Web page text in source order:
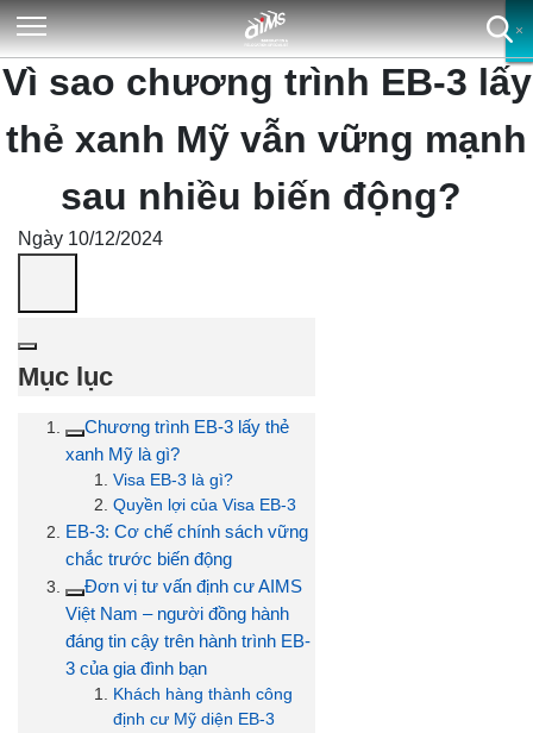
Vì sao chương trình EB-3 lấy
thẻ xanh Mỹ vẫn vững mạnh
sau nhiều biến động?
Ngày 10/12/2024
Mục lục
Chương trình EB-3 lấy thẻ
xanh Mỹ là gì?
Visa EB-3 là gì?
Quyền lợi của Visa EB-3
EB-3: Cơ chế chính sách vững
chắc trước biến động
Đơn vị tư vấn định cư AIMS
Việt Nam – người đồng hành
đáng tin cậy trên hành trình EB-
3 của gia đình bạn
Khách hàng thành công
định cư Mỹ diện EB-3
×
×
×
×